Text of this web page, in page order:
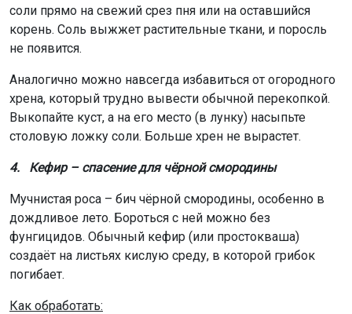
соли прямо на свежий срез пня или на оставшийся
корень. Соль выжжет растительные ткани, и поросль
не появится.
Аналогично можно навсегда избавиться от огородного
хрена, который трудно вывести обычной перекопкой.
Выкопайте куст, а на его место (в лунку) насыпьте
столовую ложку соли. Больше хрен не вырастет.
4. Кефир – спасение для чёрной смородины
Мучнистая роса – бич чёрной смородины, особенно в
дождливое лето. Бороться с ней можно без
фунгицидов. Обычный кефир (или простокваша)
создаёт на листьях кислую среду, в которой грибок
погибает.
Как обработать: